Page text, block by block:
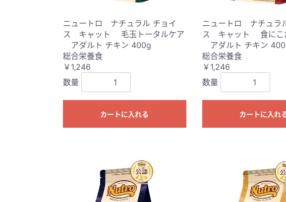
ニュートロ ナチュラル チョイ
ス キャット 毛玉トータルケア
アダルト チキン 400g
総合栄養食
￥1,246
数量
カートに入れる
ニュートロ ナチュラ
ス キャット 食にこ
アダルト チキン
総合栄養食
￥1,246
数量
カートに入れ